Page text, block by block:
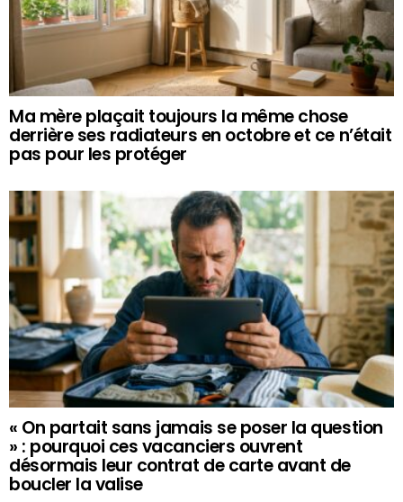
Ma mère plaçait toujours la même chose
derrière ses radiateurs en octobre et ce n’était
pas pour les protéger
« On partait sans jamais se poser la question
» : pourquoi ces vacanciers ouvrent
désormais leur contrat de carte avant de
boucler la valise